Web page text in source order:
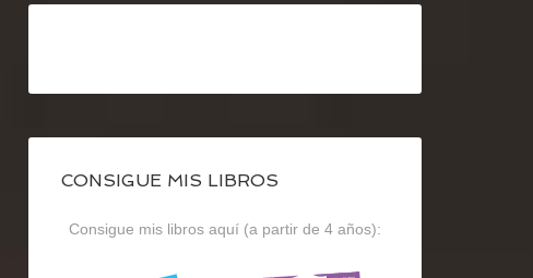
CONSIGUE MIS LIBROS
Consigue mis libros aquí (a partir de 4 años):